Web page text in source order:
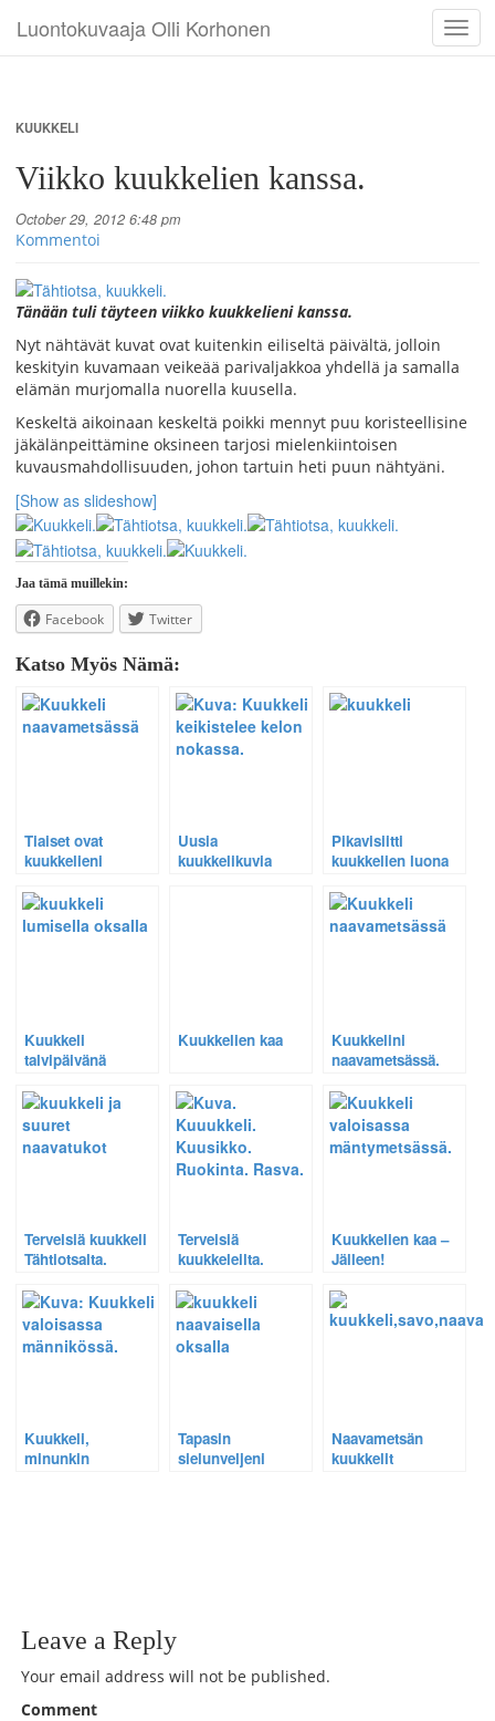
Luontokuvaaja Olli Korhonen
KUUKKELI
Viikko kuukkelien kanssa.
October 29, 2012 6:48 pm
Kommentoi
Tänään tuli täyteen viikko kuukkelieni kanssa.
Nyt nähtävät kuvat ovat kuitenkin eiliseltä päivältä, jolloin
keskityin kuvamaan veikeää parivaljakkoa yhdellä ja samalla
elämän murjomalla nuorella kuusella.
Keskeltä aikoinaan keskeltä poikki mennyt puu koristeellisine
jäkälänpeittämine oksineen tarjosi mielenkiintoisen
kuvausmahdollisuuden, johon tartuin heti puun nähtyäni.
[Show as slideshow]
Jaa tämä muillekin:
Facebook Twitter
Katso Myös Nämä:
Tiaiset ovat
kuukkelieni
asukkaita – Katso
video.
Uusia
kuukkelikuvia
Pikavisiitti
kuukkelien luona
Kuukkeli
talvipäivänä
metsässä.
Kuukkelien kaa
Kuukkelini
naavametsässä.
Terveisiä kuukkeli
Tähtiotsalta.
Terveisiä
kuukkeleilta.
Kuukkelien kaa –
Jälleen!
Kuukkeli,
minunkin
Tapasin
sielunveljeni
Naavametsän
kuukkelit
Leave a Reply
Your email address will not be published.
Comment